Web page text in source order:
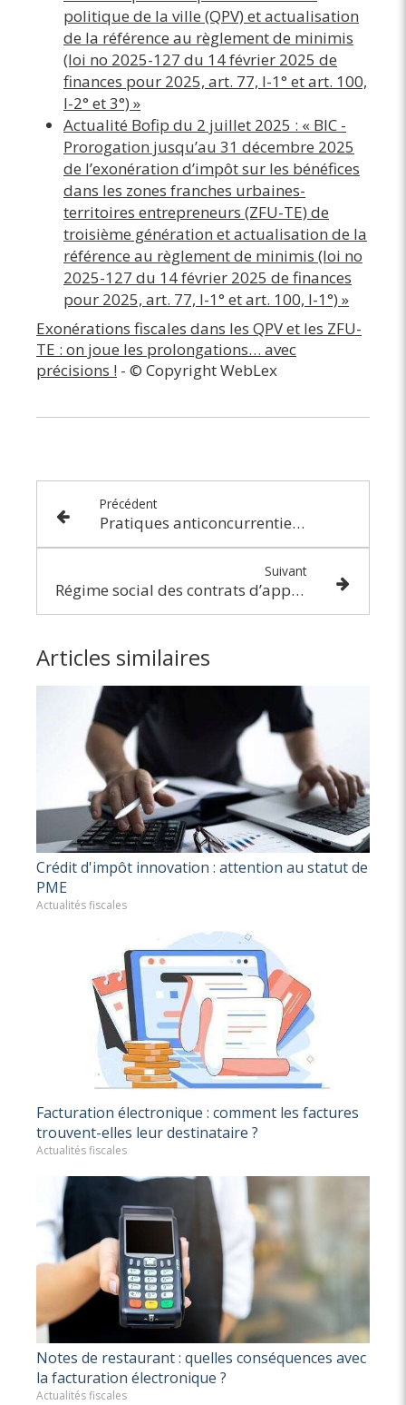
politique de la ville (QPV) et actualisation
de la référence au règlement de minimis
(loi no 2025-127 du 14 février 2025 de
finances pour 2025, art. 77, I-1° et art. 100,
I-2° et 3°) »
Actualité Bofip du 2 juillet 2025 : « BIC -
Prorogation jusqu’au 31 décembre 2025
de l’exonération d’impôt sur les bénéfices
dans les zones franches urbaines-
territoires entrepreneurs (ZFU-TE) de
troisième génération et actualisation de la
référence au règlement de minimis (loi no
2025-127 du 14 février 2025 de finances
pour 2025, art. 77, I-1° et art. 100, I-1°) »
Exonérations fiscales dans les QPV et les ZFU-
TE : on joue les prolongations… avec
précisions ! - © Copyright WebLex
Précédent
Pratiques anticoncurrentielles : un gentlemen’s agreement sur le recrutement
Suivant
Régime social des contrats d’apprentissage : une mise à jour à connaître
Articles similaires
Crédit d'impôt innovation : attention au statut de
PME
Actualités fiscales
Facturation électronique : comment les factures
trouvent-elles leur destinataire ?
Actualités fiscales
Notes de restaurant : quelles conséquences avec
la facturation électronique ?
Actualités fiscales